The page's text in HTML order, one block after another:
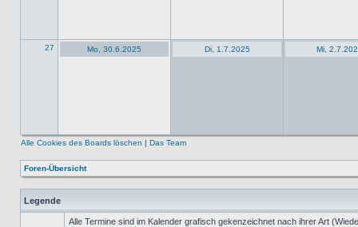
27 Mo, 30.6.2025 Di, 1.7.2025 Mi,
Alle Cookies des Boards löschen | Das Team
Foren-Übersicht
Legende
Alle Termine sind im Kalender grafisch gekenzeichnet nach ihrer Art